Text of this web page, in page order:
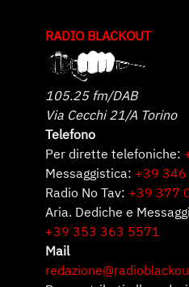
RADIO BLACKOUT
105.25 fm/DAB
Via Cecchi 21/A Torino
Telefono
Per dirette telefoniche:
Messaggistica: +39
Radio No Tav: +39 377
Aria. Dediche e
+39 353 363 5571
Mail